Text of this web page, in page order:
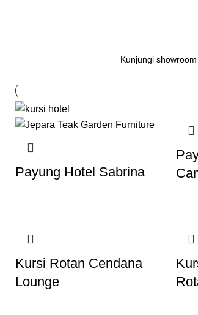
Kunjungi
Payung Hotel Sabrina
Kursi Rotan Cendana
Lounge